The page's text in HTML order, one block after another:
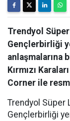
Trendyol
Gençlerbirliği
anlaşmalarına
Kırmızı
Corner ile
Trendyol Süper
Gençlerbirliği